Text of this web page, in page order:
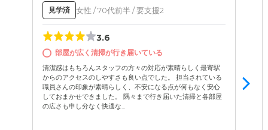
見学済 女性 / 70代前半 / 要支援2
3.6
部屋が広く清掃が行き届いている
清潔感はもちろんスタッフの方々の対応が素晴らしく最寄駅
からのアクセスのしやすさも良い点でした。 担当されている
職員さんの印象が素晴らしく、不安になる点が何もなく安心
しておまかせできました。 隅々まで行き届いた清掃と各部屋
の広さも申し分なく快適な...